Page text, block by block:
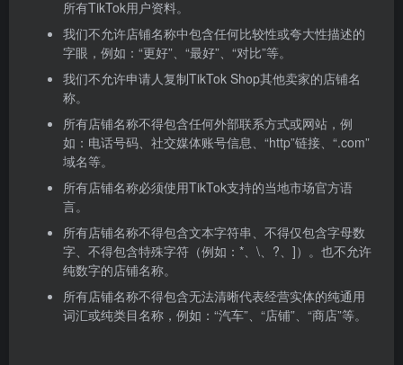
所有TikTok用户资料。
我们不允许店铺名称中包含任何比较性或夸大性描述的
字眼，例如：“更好”、“最好”、“对比”等。
我们不允许申请人复制TikTok Shop其他卖家的店铺名
称。
所有店铺名称不得包含任何外部联系方式或网站，例
如：电话号码、社交媒体账号信息、“http”链接、“.com”
域名等。
所有店铺名称必须使用TikTok支持的当地市场官方语
言。
所有店铺名称不得包含文本字符串、不得仅包含字母数
字、不得包含特殊字符（例如：*、\、?、]）。也不允许
纯数字的店铺名称。
所有店铺名称不得包含无法清晰代表经营实体的纯通用
词汇或纯类目名称，例如：“汽车”、“店铺”、“商店”等。